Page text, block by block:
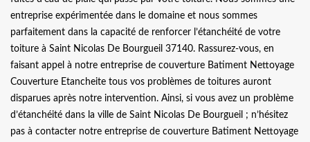
entreprise expérimentée dans le domaine et nous sommes
parfaitement dans la capacité de renforcer l’étanchéité de votre
toiture à Saint Nicolas De Bourgueil 37140. Rassurez-vous, en
faisant appel à notre entreprise de couverture Batiment Nettoyage
Couverture Etancheite tous vos problèmes de toitures auront
disparues après notre intervention. Ainsi, si vous avez un problème
d’étanchéité dans la ville de Saint Nicolas De Bourgueil ; n’hésitez
pas à contacter notre entreprise de couverture Batiment Nettoyage